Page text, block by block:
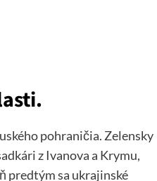
pohraničia. Zelensky
z Ivanova a Krymu,
predtým sa ukrajinské